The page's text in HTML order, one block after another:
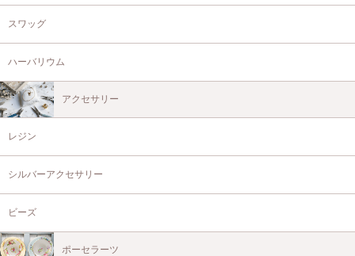
スワッグ
ハーバリウム
アクセサリー
レジン
シルバーアクセサリー
ビーズ
ポーセラーツ